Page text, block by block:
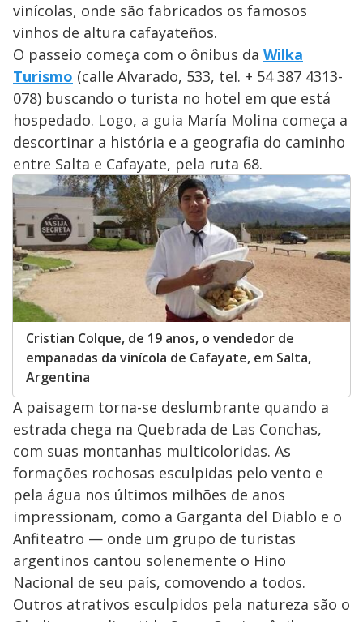
vinícolas, onde são fabricados os famosos
vinhos de altura cafayateños.
O passeio começa com o ônibus da Wilka
Turismo (calle Alvarado, 533, tel. + 54 387 4313-
078) buscando o turista no hotel em que está
hospedado. Logo, a guia María Molina começa a
descortinar a história e a geografia do caminho
entre Salta e Cafayate, pela ruta 68.
Cristian Colque, de 19 anos, o vendedor de
empanadas da vinícola de Cafayate, em Salta,
Argentina
A paisagem torna-se deslumbrante quando a
estrada chega na Quebrada de Las Conchas,
com suas montanhas multicoloridas. As
formações rochosas esculpidas pelo vento e
pela água nos últimos milhões de anos
impressionam, como a Garganta del Diablo e o
Anfiteatro — onde um grupo de turistas
argentinos cantou solenemente o Hino
Nacional de seu país, comovendo a todos.
Outros atrativos esculpidos pela natureza são o